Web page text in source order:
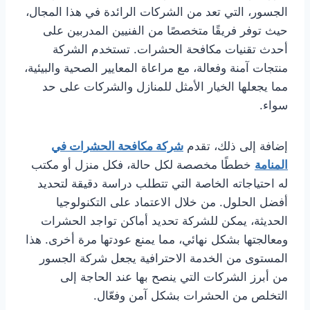
الجسور، التي تعد من الشركات الرائدة في هذا المجال،
حيث توفر فريقًا متخصصًا من الفنيين المدربين على
أحدث تقنيات مكافحة الحشرات. تستخدم الشركة
منتجات آمنة وفعالة، مع مراعاة المعايير الصحية والبيئية،
مما يجعلها الخيار الأمثل للمنازل والشركات على حد
سواء.
إضافة إلى ذلك، تقدم شركة مكافحة الحشرات في
المنامة خططًا مخصصة لكل حالة، فكل منزل أو مكتب
له احتياجاته الخاصة التي تتطلب دراسة دقيقة لتحديد
أفضل الحلول. من خلال الاعتماد على التكنولوجيا
الحديثة، يمكن للشركة تحديد أماكن تواجد الحشرات
ومعالجتها بشكل نهائي، مما يمنع عودتها مرة أخرى. هذا
المستوى من الخدمة الاحترافية يجعل شركة الجسور
من أبرز الشركات التي ينصح بها عند الحاجة إلى
التخلص من الحشرات بشكل آمن وفعّال.